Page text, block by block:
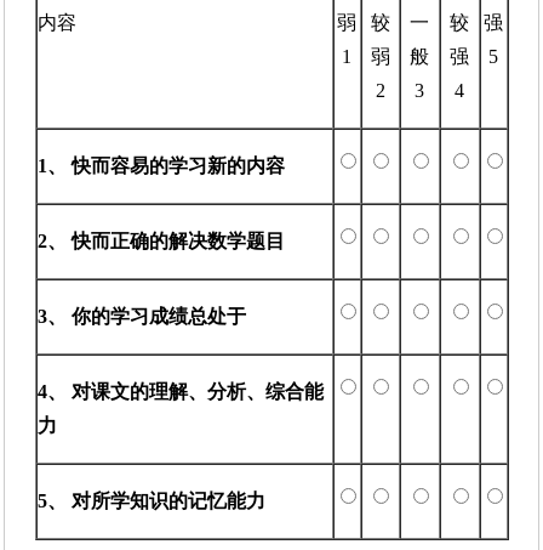
内容
弱
1
较
弱
2
一
般
3
较
强
4
强
5
1、 快而容易的学习新的内容
2、 快而正确的解决数学题目
3、 你的学习成绩总处于
4、 对课文的理解、分析、综合能
力
5、 对所学知识的记忆能力